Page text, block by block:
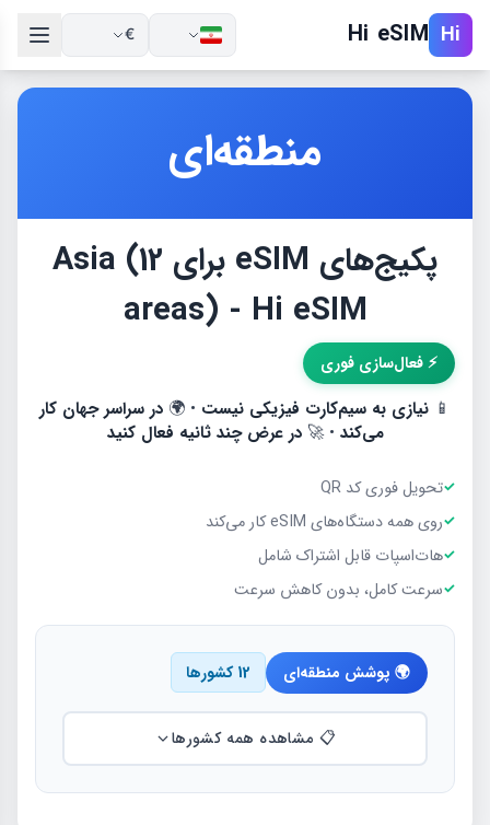
Hi
Hi eSIM
€
منطقه‌ای
پكيج‌های eSIM برای Asia (12
areas) - Hi eSIM
⚡ فعال‌سازی فوری
📱 نیازی به سیم‌کارت فیزیکی نیست • 🌍 در سراسر جهان کار
می‌کند • 🚀در عرض چند ثانیه فعال کنید
تحویل فوری کد QR
روی همه دستگاه‌های eSIM کار می‌کند
هات‌اسپات قابل اشتراک شامل
سرعت کامل، بدون کاهش سرعت
🌍 پوشش منطقه‌ای 12 کشورها
📋 مشاهده همه کشورها